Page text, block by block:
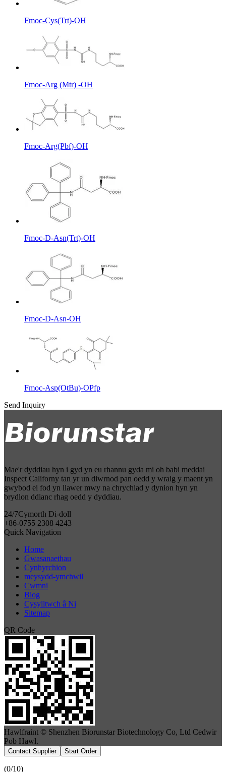
Fmoc-Cys(Trt)-OH
Fmoc-Arg (Mtr) -OH
Fmoc-Arg(Pbf)-OH
Fmoc-D-Asn(Trt)-OH
Fmoc-D-Asn-OH
Fmoc-Asp(OtBu)-OPfp
Send Inquiry
Mae'r dyddiau hyn i gyd yn eu rhannu gyda mi oh babi meddai
Inspect Californy tan yr un diwrnod pan oedd y wraig y maent yn
gwybod ei fod yn llawer mwy na chrychiad y dynion hyn yn
brydlon ddianc rhag oedd y dyddiau.
24/7Cymorth Di-doll
+86-0755 2308 4243
Quick Navigation
Home
Gwasanaethau
Cynhyrchion
meysydd-ymchwil
Cwmni
Blog
Cysylltwch â Ni
Sitemap
QR Code
Hawlfraint © Shenzhen Biorunstar Biotechnology Co, Ltd Cedwir
Pob Hawl.
Contact Supplier Start Order
(0/10)